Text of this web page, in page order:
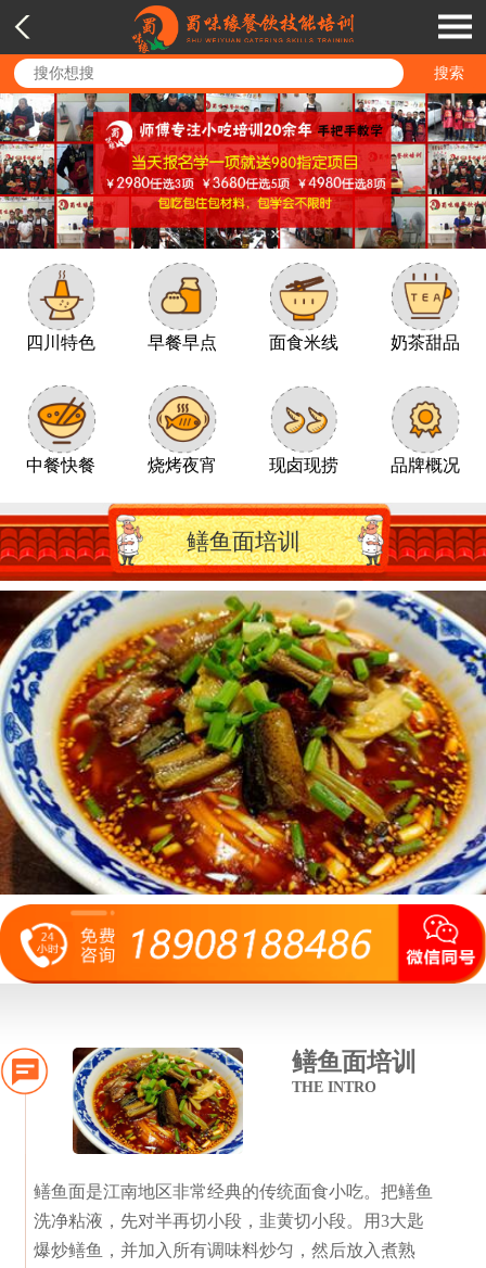
四川特色 早餐早点 面食米线 奶茶甜品
中餐快餐 烧烤夜宵 现卤现捞 品牌概况
鳝鱼面培训
鳝鱼面培训
THE INTRO
鳝鱼面是江南地区非常经典的传统面食小吃。把鳝鱼
洗净粘液，先对半再切小段，韭黄切小段。用3大匙
爆炒鳝鱼，并加入所有调味料炒匀，然后放入煮熟